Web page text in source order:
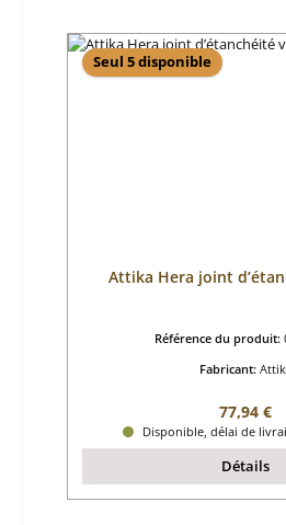
Seul 5 disponible
Attika Hera joint
Référence du produit:
Fabricant:
Prix
77,94 €
Disponible, délai de
Détails